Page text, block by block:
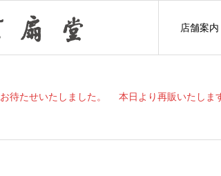
店舗案内
お待たせいたしました。 本日より再販いたしま